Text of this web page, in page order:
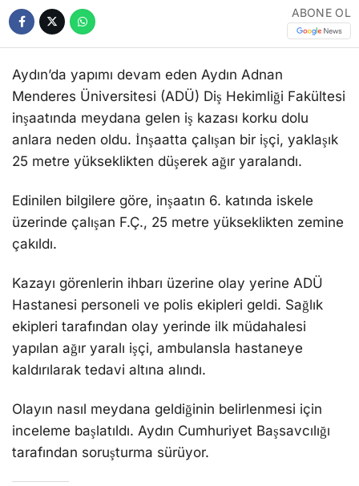
ABONE OL
Aydın’da yapımı devam eden Aydın Adnan
Menderes Üniversitesi (ADÜ) Diş Hekimliği Fakültesi
inşaatında meydana gelen iş kazası korku dolu
anlara neden oldu. İnşaatta çalışan bir işçi, yaklaşık
25 metre yükseklikten düşerek ağır yaralandı.
Edinilen bilgilere göre, inşaatın 6. katında iskele
üzerinde çalışan F.Ç., 25 metre yükseklikten zemine
çakıldı.
Kazayı görenlerin ihbarı üzerine olay yerine ADÜ
Hastanesi personeli ve polis ekipleri geldi. Sağlık
ekipleri tarafından olay yerinde ilk müdahalesi
yapılan ağır yaralı işçi, ambulansla hastaneye
kaldırılarak tedavi altına alındı.
Olayın nasıl meydana geldiğinin belirlenmesi için
inceleme başlatıldı. Aydın Cumhuriyet Başsavcılığı
tarafından soruşturma sürüyor.